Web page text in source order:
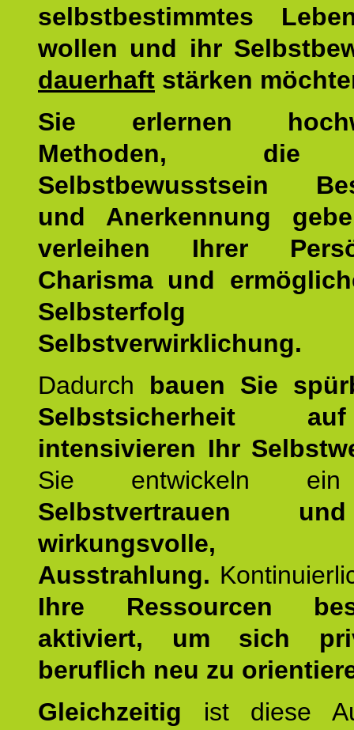
selbstbestimmtes
wollen und ihr
dauerhaft stärken
Sie erlernen
Methoden, die
Selbstbewusstsein
und Anerkennung
verleihen Ihrer
Charisma und
Selbstverwirklichung.
Dadurch bauen Sie
Selbstsicherheit
intensivieren Ihr
Sie entwickeln ein
Selbstvertrauen
wirkungsvolle,
Ausstrahlung.
Ihre Ressourcen
aktiviert, um sich
beruflich neu zu
Gleichzeitig ist diese